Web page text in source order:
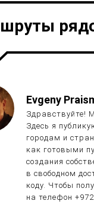
Evgeny
Здравствуйте!
Здесь я
городам и
как готовыми
создания
в свободном
коду. Чтобы
на телефон